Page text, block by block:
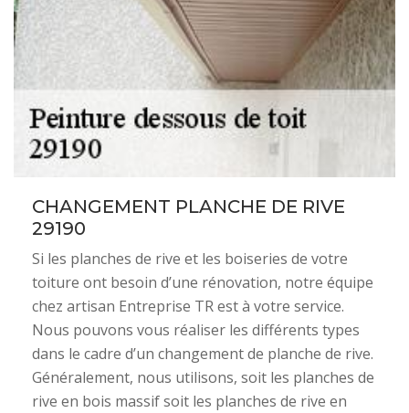
CHANGEMENT PLANCHE DE RIVE
29190
Si les planches de rive et les boiseries de votre
toiture ont besoin d’une rénovation, notre équipe
chez artisan Entreprise TR est à votre service.
Nous pouvons vous réaliser les différents types
dans le cadre d’un changement de planche de rive.
Généralement, nous utilisons, soit les planches de
rive en bois massif soit les planches de rive en